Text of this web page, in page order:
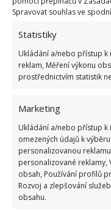
Spravovat souhlas ve
Statistiky
Ukládání a/nebo přístup k
reklam, Měření výkonu
prostřednictvím statistik
Marketing
Ukládání a/nebo přístup k
omezených údajů k
personalizovanou
personalizované
obsah, Používání profilů
Rozvoj a zlepšování
obsahu.